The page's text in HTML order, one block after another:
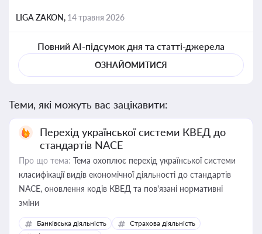
LIGA ZAKON, 14 травня 2026
Повний AI-підсумок дня та статті-джерела
ОЗНАЙОМИТИСЯ
Теми, які можуть вас зацікавити:
Перехід української системи КВЕД до
стандартів NACE
Про що тема: Тема охоплює перехід української системи
класифікації видів економічної діяльності до стандартів
NACE, оновлення кодів КВЕД та пов'язані нормативні
зміни
Банківська діяльність
Страхова діяльність